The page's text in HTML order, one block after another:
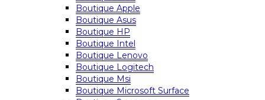
Boutique Apple
Boutique Asus
Boutique HP
Boutique Intel
Boutique Lenovo
Boutique Logitech
Boutique Msi
Boutique Microsoft Surface